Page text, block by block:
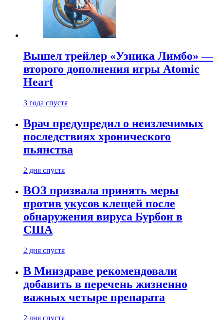
Вышел трейлер «Узника Лимбо» —
второго дополнения игры Atomic
Heart
3 года спустя
Врач предупредил о неизлечимых
последствиях хронического
пьянства
2 дня спустя
ВОЗ призвала принять меры
против укусов клещей после
обнаружения вируса Бурбон в
США
2 дня спустя
В Минздраве рекомендовали
добавить в перечень жизненно
важных четыре препарата
2 дня спустя